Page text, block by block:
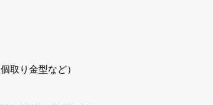
取り金型など）